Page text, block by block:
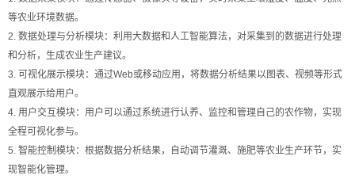
等农业环境数据。
2. 数据处理与分析模块：利用大数据和人工智能算法，对采集到的数据进行处理
和分析，生成农业生产建议。
3. 可视化展示模块：通过Web或移动应用，将数据分析结果以图表、视频等形式
直观展示给用户。
4. 用户交互模块：用户可以通过系统进行认养、监控和管理自己的农作物，实现
全程可视化参与。
5. 智能控制模块：根据数据分析结果，自动调节灌溉、施肥等农业生产环节，实
现智能化管理。